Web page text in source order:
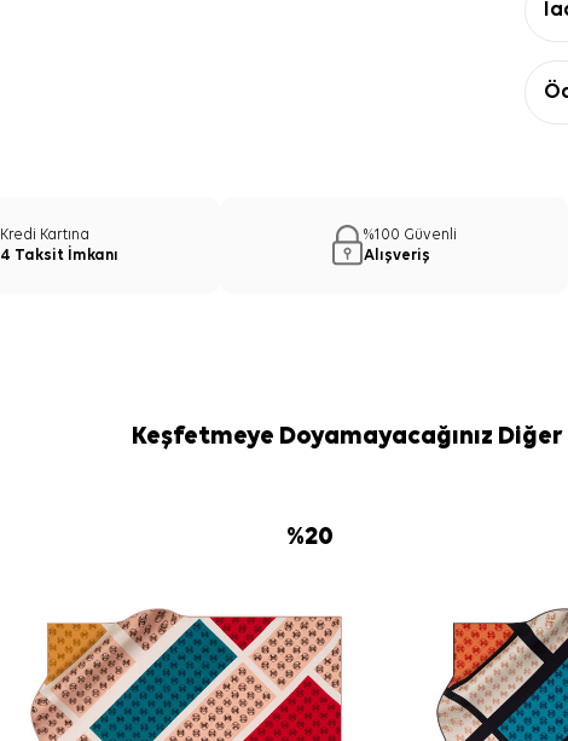
Kredi Kartına
4 Taksit İmkanı
%100 Güvenli
Alışveriş
Keşfetmeye Doyamayacağınız
%20